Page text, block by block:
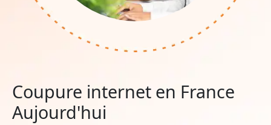
Coupure internet en France
Aujourd'hui